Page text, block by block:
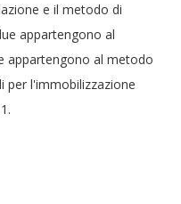
e il metodo di
appartengono al
appartengono al metodo
per l'immobilizzazione